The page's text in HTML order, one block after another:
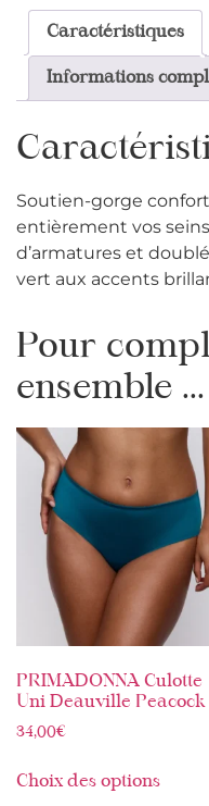
Caractéristiques
Informations
Soutien-gorge
entièrement vos
d’armatures et
vert aux accents
Pour
ensemble ...
PRIMADONNA Culotte
Uni Deauville Peacock
34,00€
Choix des options